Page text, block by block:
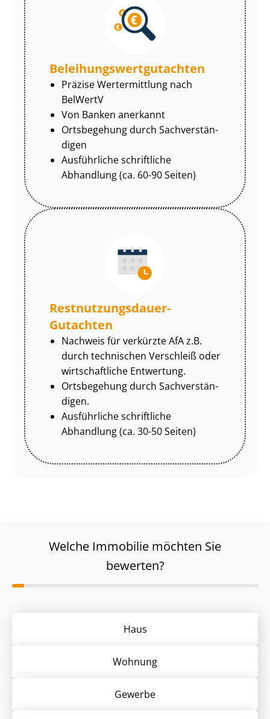
Be­lei­hungs­wert­gut­ach­ten
Präzise Wertermittlung nach
BelWertV
Von Banken anerkannt
Ortsbegehung durch Sach­ver­stän­
di­gen
Ausführliche schriftliche
Abhandlung (ca. 60-90 Seiten)
Rest­nut­zungs­dau­er-
Gutachten
Nachweis für verkürzte AfA z.B.
durch technischen Verschleiß oder
wirtschaftliche Entwertung.
Ortsbegehung durch Sach­ver­stän­
di­gen.
Ausführliche schriftliche
Abhandlung (ca. 30-50 Seiten)
Welche Immobilie möchten Sie
bewerten?
Haus
Wohnung
Gewerbe